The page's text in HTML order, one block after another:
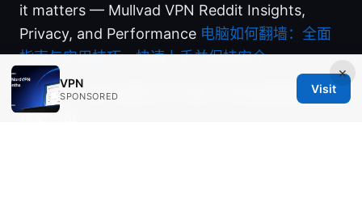
it matters — Mullvad VPN Reddit Insights,
Privacy, and Performance 电脑如何翻墙：全面
指南与实用技巧，快速上手并保持安全
Proton ⭐ vpn 配置文件下载与手动设置教程：解
锁更自由
×
VPN
SPONSORED
Visit